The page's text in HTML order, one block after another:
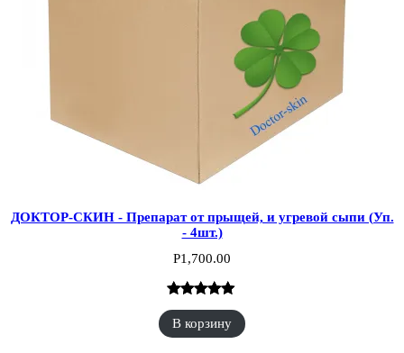
ДОКТОР-СКИН - Препарат от прыщей, и угревой сыпи (Уп.
- 4шт.)
Р1,700.00
Рейтинг
5.00из 5 на
1
В корзину